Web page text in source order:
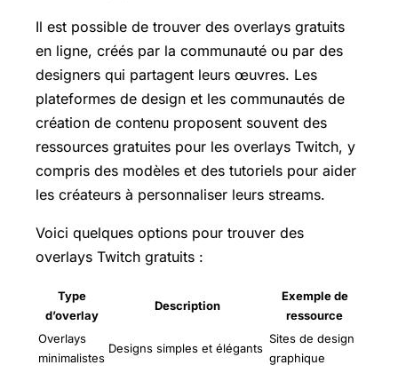
Il est possible de trouver des overlays gratuits
en ligne, créés par la communauté ou par des
designers qui partagent leurs œuvres. Les
plateformes de design et les communautés de
création de contenu proposent souvent des
ressources gratuites pour les overlays Twitch, y
compris des modèles et des tutoriels pour aider
les créateurs à personnaliser leurs streams.
Voici quelques options pour trouver des
overlays Twitch gratuits :
Type
d’overlay
Description
Exemple de
ressource
Overlays
minimalistes
Designs simples et élégants
Sites de design
graphique